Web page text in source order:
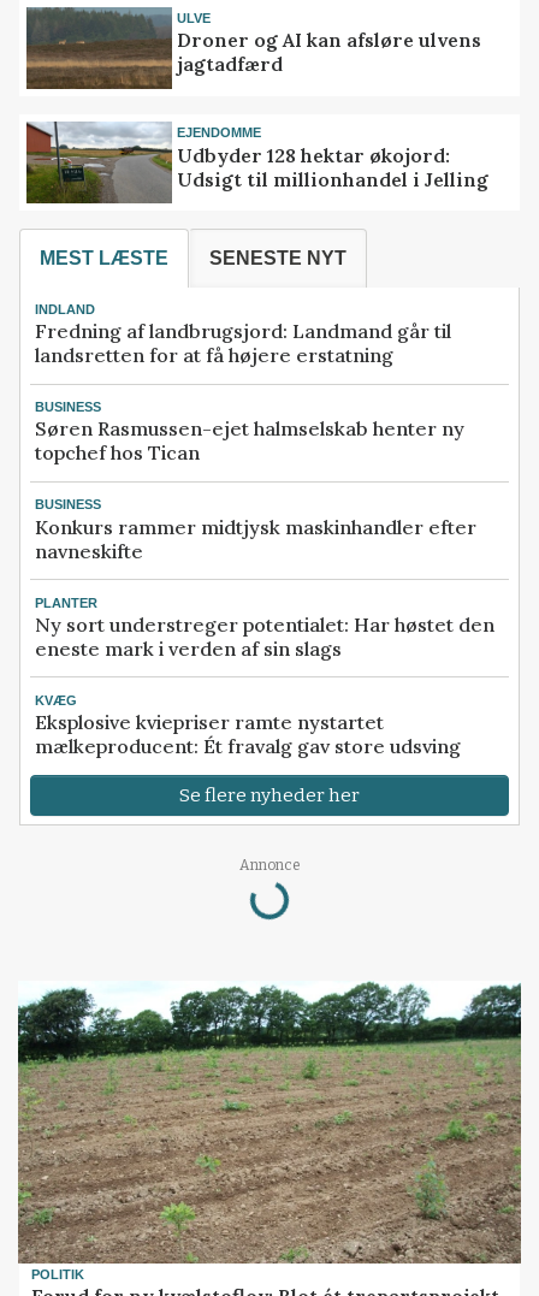
ULVE
Droner og AI kan afsløre ulvens
jagtadfærd
EJENDOMME
Udbyder 128 hektar økojord:
Udsigt til millionhandel i Jelling
MEST LÆSTE SENESTE NYT
INDLAND
Fredning af landbrugsjord: Landmand går til
landsretten for at få højere erstatning
BUSINESS
Søren Rasmussen-ejet halmselskab henter ny
topchef hos Tican
BUSINESS
Konkurs rammer midtjysk maskinhandler efter
navneskifte
PLANTER
Ny sort understreger potentialet: Har høstet den
eneste mark i verden af sin slags
KVÆG
Eksplosive kviepriser ramte nystartet
mælkeproducent: Ét fravalg gav store udsving
Se flere nyheder her
Annonce
Loading...
POLITIK